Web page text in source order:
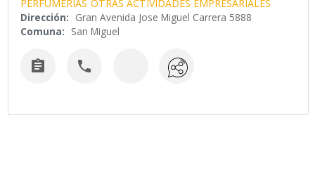
PERFUMERIAS OTRAS ACTIVIDADES EMPRESARIALES
Dirección: Gran Avenida Jose Miguel Carrera 5888
Comuna: San Miguel
 